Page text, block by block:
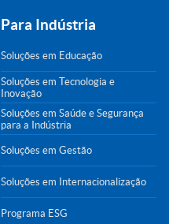
Para Indústria
Soluções em Educação
Soluções em Tecnologia e
Inovação
Soluções em Saúde e Segurança
para a Indústria
Soluções em Gestão
Soluções em Internacionalização
Programa ESG